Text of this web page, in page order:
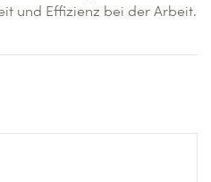
und Effizienz bei der Arbeit.